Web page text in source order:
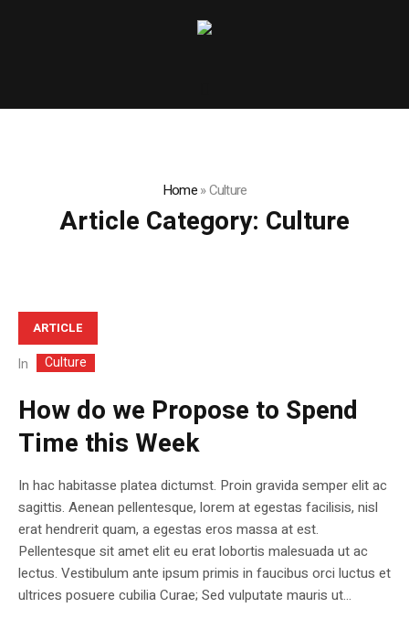
Home»Culture
Article Category: Culture
ARTICLE
In Culture
How do we Propose to Spend
Time this Week
In hac habitasse platea dictumst. Proin gravida semper elit ac
sagittis. Aenean pellentesque, lorem at egestas facilisis, nisl
erat hendrerit quam, a egestas eros massa at est.
Pellentesque sit amet elit eu erat lobortis malesuada ut ac
lectus. Vestibulum ante ipsum primis in faucibus orci luctus et
ultrices posuere cubilia Curae; Sed vulputate mauris ut...